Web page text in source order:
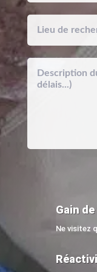
Gain
Ne visitez